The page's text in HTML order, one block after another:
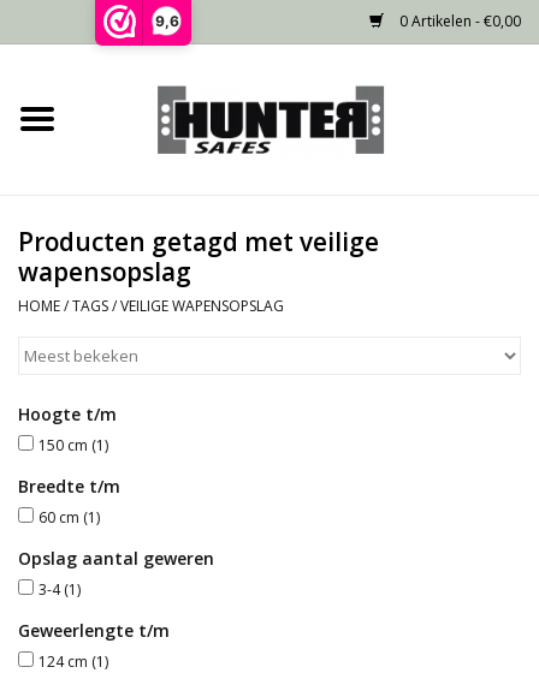
9,6 0 Artikelen - €0,00
Home
Gecertificeerd
Niet gecertificeerd
Recente projecten
Opties
Blog
Producten getagd met veilige
wapensopslag
HOME/TAGS/VEILIGE WAPENSOPSLAG
Hoogte t/m
150 cm (1)
Breedte t/m
60 cm (1)
Opslag aantal geweren
3-4(1)
Geweerlengte t/m
124 cm (1)